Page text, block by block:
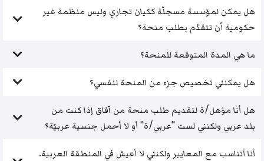
هل يمكن لمؤسسة مسجلّة ككيان تجاري وليس منظمة غير
حكومية أن تتقدّم بطلب منحة؟
ما هي المدة المتوقعة للمنحة؟
هل يمكنني تخصيص جزء من المنحة لنفسي؟
هل أنا مؤهل/ة لتقديم طلب منحة من آفاق إذا كنت من
بلد عربي ولكنني لست "عربي/ة" أو لا أحمل جنسية عربيّة؟
أنا أتناسب مع المعايير ولكنني لا أعيش في المنطقة العربية.